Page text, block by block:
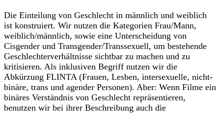
Die Einteilung von Geschlecht in männlich und weiblich
ist konstruiert. Wir nutzen die Kategorien Frau/Mann,
weiblich/männlich, sowie eine Unterscheidung von
Cisgender und Transgender/Transsexuell, um bestehende
Geschlechterverhältnisse sichtbar zu machen und zu
kritisieren. Als inklusiven Begriff nutzen wir die
Abkürzung FLINTA (Frauen, Lesben, intersexuelle, nicht-
binäre, trans und agender Personen). Aber: Wenn Filme ein
binäres Verständnis von Geschlecht repräsentieren,
benutzen wir bei ihrer Beschreibung auch die